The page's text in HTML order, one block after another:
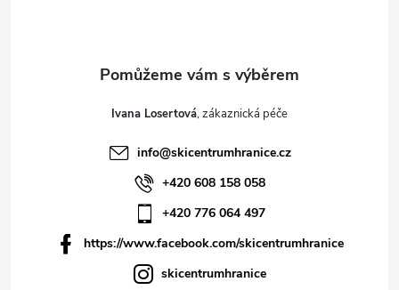
Ivana Losertová
info@skicentrumhranice.cz
+420 608 158 058
+420 776 064 497
https://www.facebook.com/skicentrumhranice
skicentrumhranice